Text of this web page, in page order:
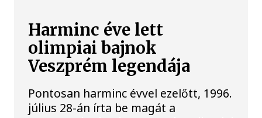
Harminc éve lett
olimpiai bajnok
Veszprém legendája
Pontosan harminc évvel ezelőtt, 1996.
július 28-án írta be magát a